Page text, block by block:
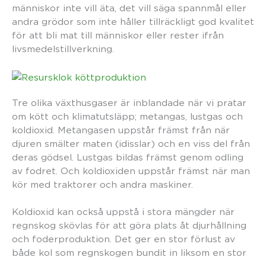
människor inte vill äta, det vill säga spannmål eller
andra grödor som inte håller tillräckligt god kvalitet
för att bli mat till människor eller rester ifrån
livsmedelstillverkning.
Tre olika växthusgaser är inblandade när vi pratar
om kött och klimatutsläpp; metangas, lustgas och
koldioxid. Metangasen uppstår främst från när
djuren smälter maten (idisslar) och en viss del från
deras gödsel. Lustgas bildas främst genom odling
av fodret. Och koldioxiden uppstår främst när man
kör med traktorer och andra maskiner.
Koldioxid kan också uppstå i stora mängder när
regnskog skövlas för att göra plats åt djurhållning
och foderproduktion. Det ger en stor förlust av
både kol som regnskogen bundit in liksom en stor